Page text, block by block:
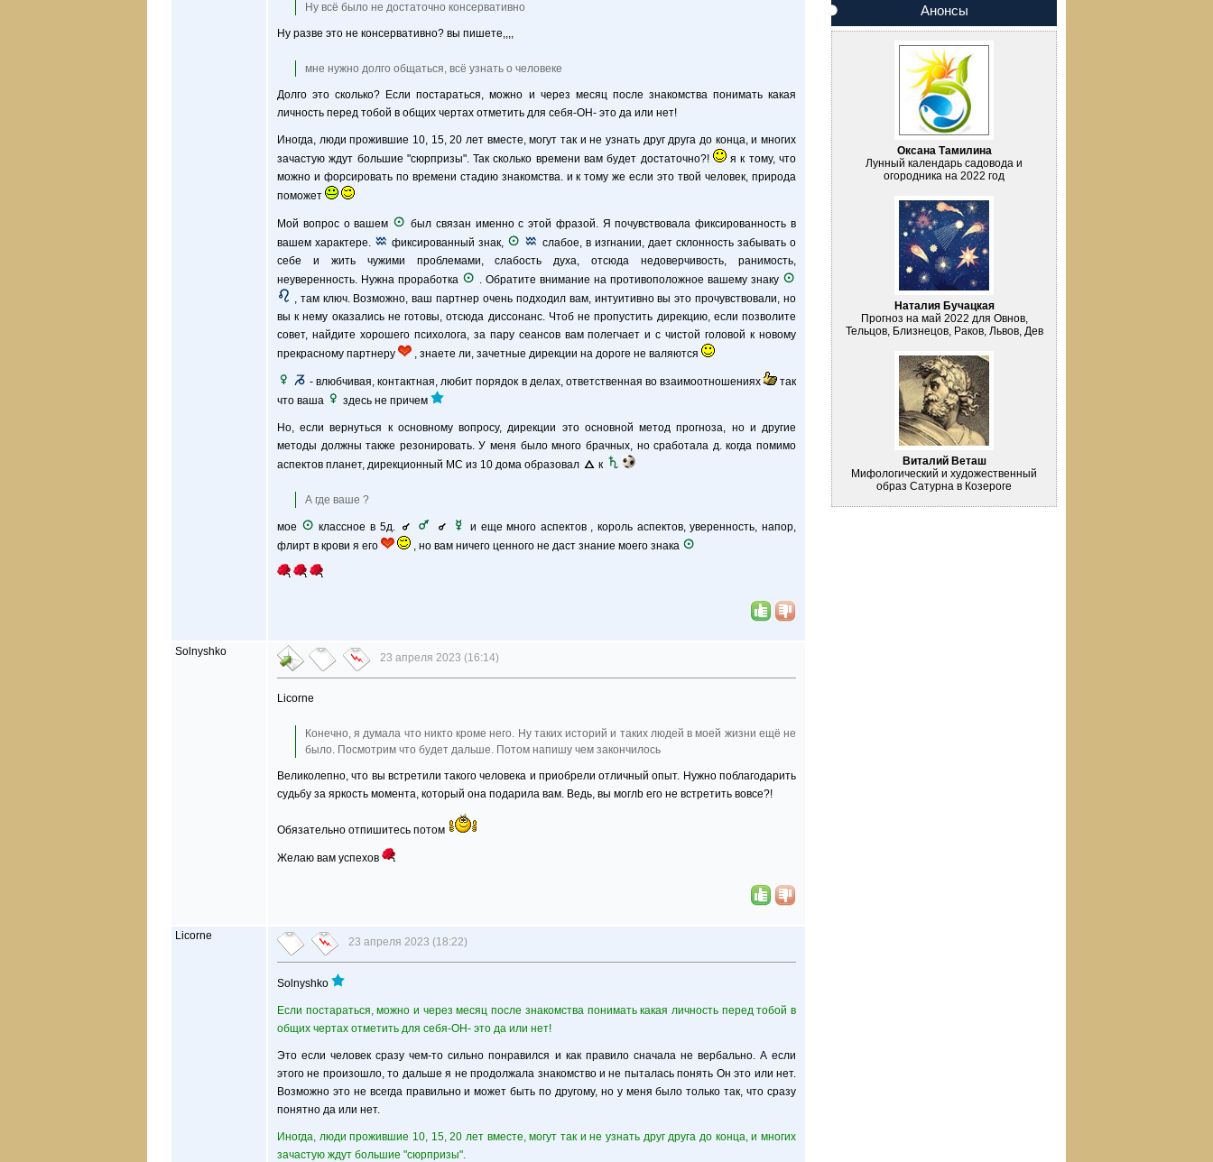
Ну всё было не достаточно консервативно
Ну разве это не консервативно? вы пишете,,,,
мне нужно долго общаться, всё узнать о человеке
Долго это сколько? Если постараться, можно и через месяц после знакомства понимать какая
личность перед тобой в общих чертах отметить для себя-ОН- это да или нет!
Иногда, люди прожившие 10, 15, 20 лет вместе, могут так и не узнать друг друга до конца, и многих
зачастую ждут большие "сюрпризы". Так сколько времени вам будет достаточно?!
я к тому, что
можно и форсировать по времени стадию знакомства. и к тому же если это твой человек, природа
поможет
Мой вопрос о вашем
был связан именно с этой фразой. Я почувствовала фиксированность в
вашем характере.
фиксированный знак,
слабое, в изгнании, дает склонность забывать о
себе и жить чужими проблемами, слабость духа, отсюда недоверчивость, ранимость,
неуверенность. Нужна проработка
. Обратите внимание на противоположное вашему знаку
, там ключ. Возможно, ваш партнер очень подходил вам, интуитивно вы это прочувствовали, но
вы к нему оказались не готовы, отсюда диссонанс. Чтоб не пропустить дирекцию, если позволите
совет, найдите хорошего психолога, за пару сеансов вам полегчает и с чистой головой к новому
прекрасному партнеру
, знаете ли, зачетные дирекции на дороге не валяются
- влюбчивая, контактная, любит порядок в делах, ответственная во взаимоотношениях
так
что ваша
здесь не причем
Но, если вернуться к основному вопросу, дирекции это основной метод прогноза, но и другие
методы должны также резонировать. У меня было много брачных, но сработала д. когда помимо
аспектов планет, дирекционный МС из 10 дома образовал
к
А где ваше ?
мое классное в 5д.
и еще много аспектов , король аспектов, уверенность, напор,
флирт в крови я его
, но вам ничего ценного не даст знание моего знака
Solnyshko 23 апреля 2023 (16:14)
Licorne
Конечно, я думала что никто кроме него. Ну таких историй и таких людей в моей жизни ещё не
было. Посмотрим что будет дальше. Потом напишу чем закончилось
Великолепно, что вы встретили такого человека и приобрели отличный опыт. Нужно поблагодарить
судьбу за яркость момента, который она подарила вам. Ведь, вы моглb его не встретить вовсе?!
Обязательно отпишитесь потом
Желаю вам успехов
Licorne 23 апреля 2023 (18:22)
Solnyshko
Если постараться, можно и через месяц после знакомства понимать какая личность перед тобой в
общих чертах отметить для себя-ОН- это да или нет!
Это если человек сразу чем-то сильно понравился и как правило сначала не вербально. А если
этого не произошло, то дальше я не продолжала знакомство и не пыталась понять Он это или нет.
Возможно это не всегда правильно и может быть по другому, но у меня было только так, что сразу
понятно да или нет.
Иногда, люди прожившие 10, 15, 20 лет вместе, могут так и не узнать друг друга до конца, и многих
зачастую ждут большие "сюрпризы".
Анонсы
Оксана Тамилина
Лунный календарь садовода и
огородника на 2022 год
Наталия Бучацкая
Прогноз на май 2022 для Овнов,
Тельцов, Близнецов, Раков, Львов, Дев
Виталий Веташ
Мифологический и художественный
образ Сатурна в Козероге